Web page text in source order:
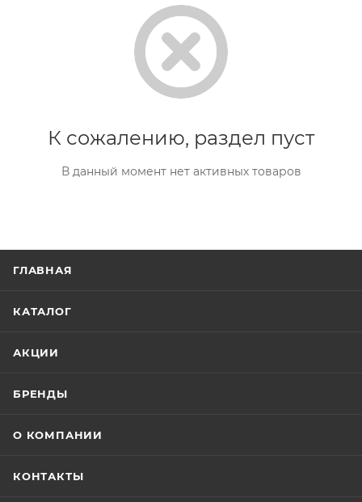
К сожалению, раздел пуст
В данный момент нет активных товаров
ГЛАВНАЯ
КАТАЛОГ
АКЦИИ
БРЕНДЫ
О КОМПАНИИ
КОНТАКТЫ